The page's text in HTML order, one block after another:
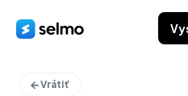
Vrátiť